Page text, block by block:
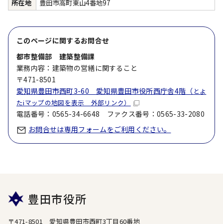
所在地
豊田市高町東山4番地97
このページに関するお問合せ
都市整備部 建築整備課
業務内容：建築物の営繕に関すること
〒471-8501
愛知県豊田市西町3-60 愛知県豊田市役所西庁舎4階（ とよ
たiマップの地図を表示 外部リンク）
電話番号：0565-34-6648 ファクス番号：0565-33-2080
お問合せは専用フォームをご利用ください。
豊田市役所
〒471-8501 愛知県豊田市西町3丁目60番地